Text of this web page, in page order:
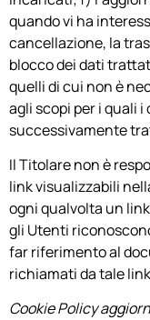
quando vi ha
cancellazione, la
blocco dei dati
quelli di cui non è
agli scopi per i quali
successivamente
Il Titolare non è
link visualizzabili
ogni qualvolta un
gli Utenti
far riferimento al
richiamati da tale
Cookie Policy